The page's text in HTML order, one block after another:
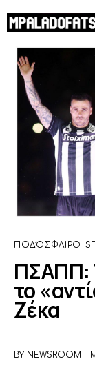
ΠΣΑΠΠ:
SHARE POST
ΠΟΔΌΣΦΑΙΡΟ
ΠΣΑΠΠ:
το
Ζέκα
BY NEWSROOM